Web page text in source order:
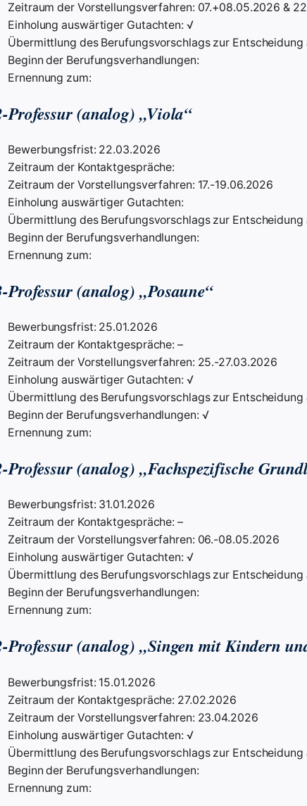
Zeitraum der Vorstellungsverfahren: 07.+08.05.2026 &
Einholung auswärtiger Gutachten: √
Übermittlung des Berufungsvorschlags zur Entscheidung
Beginn der Berufungsverhandlungen:
Ernennung zum:
Professur (analog) „Viola“
Bewerbungsfrist: 22.03.2026
Zeitraum der Kontaktgespräche:
Zeitraum der Vorstellungsverfahren: 17.-19.06.2026
Einholung auswärtiger Gutachten:
Übermittlung des Berufungsvorschlags zur Entscheidung
Beginn der Berufungsverhandlungen:
Ernennung zum:
Professur (analog) „Posaune“
Bewerbungsfrist: 25.01.2026
Zeitraum der Kontaktgespräche: –
Zeitraum der Vorstellungsverfahren: 25.-27.03.2026
Einholung auswärtiger Gutachten: √
Übermittlung des Berufungsvorschlags zur Entscheidung
Beginn der Berufungsverhandlungen: √
Ernennung zum:
Professur (analog) „Fachspezifische
Bewerbungsfrist: 31.01.2026
Zeitraum der Kontaktgespräche: –
Zeitraum der Vorstellungsverfahren: 06.-08.05.2026
Einholung auswärtiger Gutachten: √
Übermittlung des Berufungsvorschlags zur Entscheidung
Beginn der Berufungsverhandlungen:
Ernennung zum:
Professur (analog) „Singen mit Kindern
Bewerbungsfrist: 15.01.2026
Zeitraum der Kontaktgespräche: 27.02.2026
Zeitraum der Vorstellungsverfahren: 23.04.2026
Einholung auswärtiger Gutachten: √
Übermittlung des Berufungsvorschlags zur Entscheidung
Beginn der Berufungsverhandlungen:
Ernennung zum: